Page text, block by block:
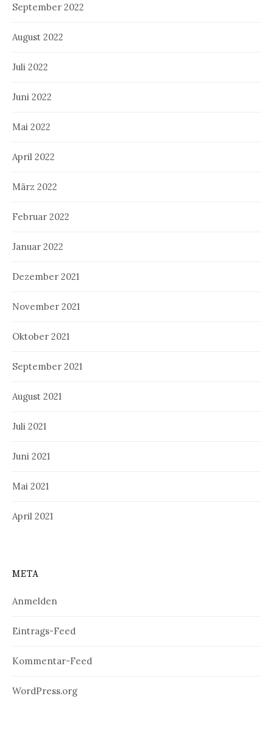
September 2022
August 2022
Juli 2022
Juni 2022
Mai 2022
April 2022
März 2022
Februar 2022
Januar 2022
Dezember 2021
November 2021
Oktober 2021
September 2021
August 2021
Juli 2021
Juni 2021
Mai 2021
April 2021
META
Anmelden
Eintrags-Feed
Kommentar-Feed
WordPress.org